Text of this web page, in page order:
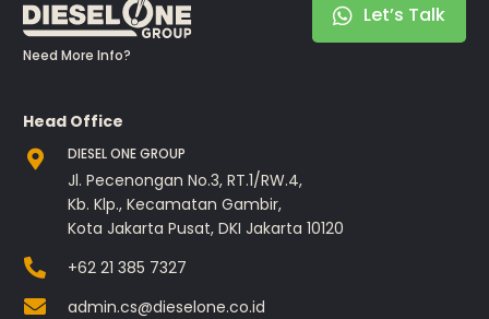
Need More Info?
Let’s Talk
Head Office
DIESEL ONE GROUP
Jl. Pecenongan No.3, RT.1/RW.4,
Kb. Klp., Kecamatan Gambir,
Kota Jakarta Pusat, DKI Jakarta 10120
+62 21 385 7327
admin.cs@dieselone.co.id